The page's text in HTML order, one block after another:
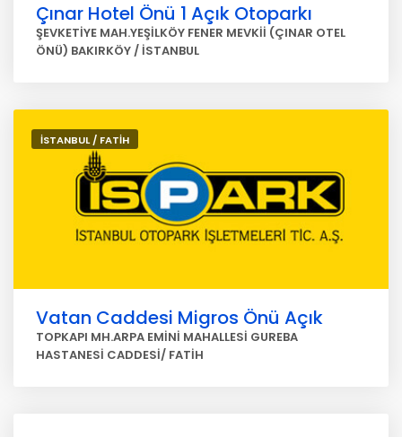
Çınar Hotel Önü 1 Açık Otoparkı
ŞEVKETİYE MAH.YEŞİLKÖY FENER MEVKİİ (ÇINAR OTEL
ÖNÜ) BAKIRKÖY / İSTANBUL
İSTANBUL / FATİH
Vatan Caddesi Migros Önü Açık
TOPKAPI MH.ARPA EMİNİ MAHALLESİ GUREBA
HASTANESİ CADDESİ/ FATİH